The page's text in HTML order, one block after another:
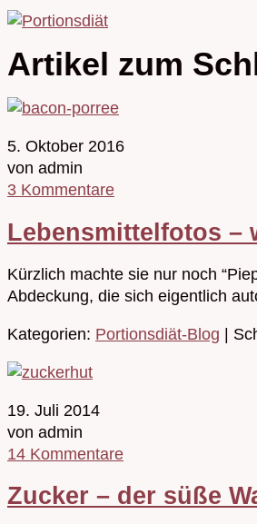
Artikel zum
5. Oktober 2016
von admin
3 Kommentare
Lebensmittelfotos –
Kürzlich machte sie nur noch
Abdeckung, die sich eigentlich
Kategorien: Portionsdiät-Blog |
19. Juli 2014
von admin
14 Kommentare
Zucker – der süße